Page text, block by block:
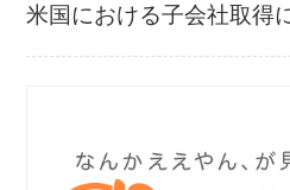
米国における子会社取得